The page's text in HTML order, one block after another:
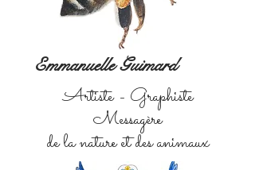
Emmanuelle Guimard
Artiste - Graphiste
Messagère
de la nature et des animaux